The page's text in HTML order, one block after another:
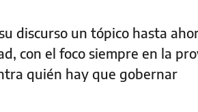
discurso un tópico hasta
con el foco siempre en la
quién hay que gobernar